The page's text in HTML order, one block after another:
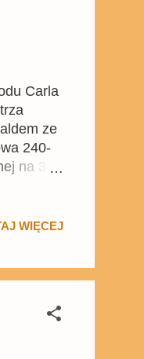
Carla
ze
240-
na 30
WIĘCEJ